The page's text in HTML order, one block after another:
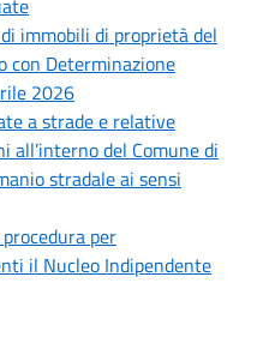
immobili di proprietà del
con Determinazione
2026
a strade e relative
del Comune di
stradale ai sensi
per
il Nucleo Indipendente